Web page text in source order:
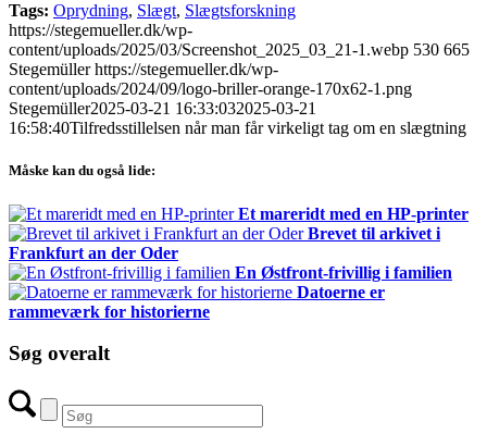
Tags: Oprydning, Slægt, Slægtsforskning
https://stegemueller.dk/wp-
content/uploads/2025/03/Screenshot_2025_03_21-1.webp 530 665
Stegemüller https://stegemueller.dk/wp-
content/uploads/2024/09/logo-briller-orange-170x62-1.png
Stegemüller2025-03-21 16:33:032025-03-21
16:58:40Tilfredsstillelsen når man får virkeligt tag om en slægtning
Måske kan du også lide:
Et mareridt med en HP-printer
Brevet til arkivet i
Frankfurt an der Oder
En Østfront-frivillig i familien
Datoerne er
rammeværk for historierne
Søg overalt